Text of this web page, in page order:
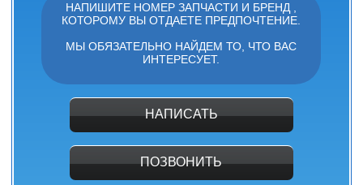
НАПИШИТЕ НОМЕР ЗАПЧАСТИ И БРЕНД ,
КОТОРОМУ ВЫ ОТДАЕТЕ ПРЕДПОЧТЕНИЕ.
МЫ ОБЯЗАТЕЛЬНО НАЙДЕМ ТО, ЧТО ВАС
ИНТЕРЕСУЕТ.
НАПИСАТЬ
ПОЗВОНИТЬ